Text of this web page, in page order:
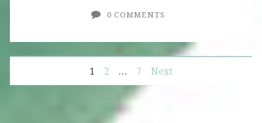
0 COMMENTS
Posts
navigation
1 2 … 7 Next